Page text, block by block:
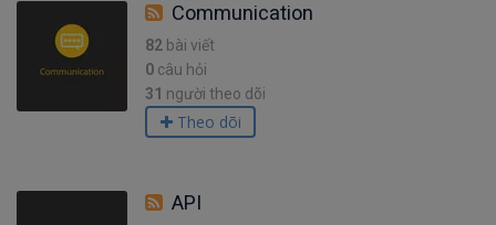
Communication
82 bài viết
0 câu hỏi
31 người theo dõi
Theo dõi
API